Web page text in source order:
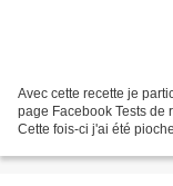
Avec cette recette je
page Facebook Tests de
Cette fois-ci j'ai été